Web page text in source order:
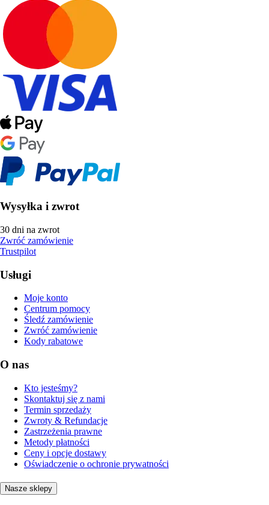
Wysyłka i zwrot
30 dni na zwrot
Zwróć zamówienie
Trustpilot
Usługi
Moje konto
Centrum pomocy
Śledź zamówienie
Zwróć zamówienie
Kody rabatowe
O nas
Kto jesteśmy?
Skontaktuj się z nami
Termin sprzedaży
Zwroty & Refundacje
Zastrzeżenia prawne
Metody płatności
Ceny i opcje dostawy
Oświadczenie o ochronie prywatności
Nasze sklepy